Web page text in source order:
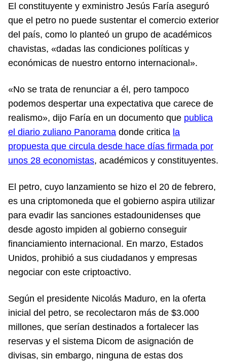
El constituyente y exministro Jesús Faría aseguró
que el petro no puede sustentar el comercio exterior
del país, como lo planteó un grupo de académicos
chavistas, «dadas las condiciones políticas y
económicas de nuestro entorno internacional».
«No se trata de renunciar a él, pero tampoco
podemos despertar una expectativa que carece de
realismo», dijo Faría en un documento que publica
el diario zuliano Panorama donde critica la
propuesta que circula desde hace días firmada por
unos 28 economistas, académicos y constituyentes.
El petro, cuyo lanzamiento se hizo el 20 de febrero,
es una criptomoneda que el gobierno aspira utilizar
para evadir las sanciones estadounidenses que
desde agosto impiden al gobierno conseguir
financiamiento internacional. En marzo, Estados
Unidos, prohibió a sus ciudadanos y empresas
negociar con este criptoactivo.
Según el presidente Nicolás Maduro, en la oferta
inicial del petro, se recolectaron más de $3.000
millones, que serían destinados a fortalecer las
reservas y el sistema Dicom de asignación de
divisas, sin embargo, ninguna de estas dos